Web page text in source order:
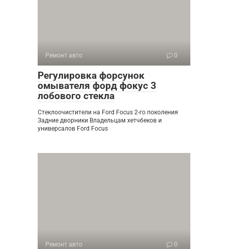
Ремонт авто 0
Регулировка форсунок
омывателя форд фокус 3
лобового стекла
Стеклоочистители на Ford Focus 2-го поколения
Задние дворники Владельцам хетчбеков и
универсалов Ford Focus
Ремонт авто 0